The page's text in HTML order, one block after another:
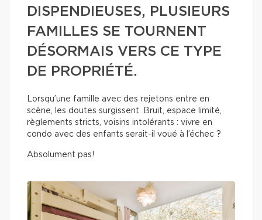
DISPENDIEUSES, PLUSIEURS
FAMILLES SE TOURNENT
DÉSORMAIS VERS CE TYPE
DE PROPRIÉTÉ.
Lorsqu’une famille avec des rejetons entre en
scène, les doutes surgissent. Bruit, espace limité,
règlements stricts, voisins intolérants : vivre en
condo avec des enfants serait-il voué à l’échec ?
Absolument pas!